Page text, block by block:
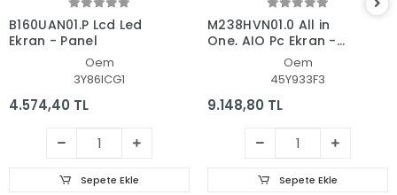
B160UAN01.P Lcd Led
Ekran - Panel
Oem
3Y86ICG1
4.574,40 TL
Sepete Ekle
M238HVN01.0 All in
One, AIO Pc Ekran -
Oem
45Y933F3
9.148,80 TL
Sepete Ekle